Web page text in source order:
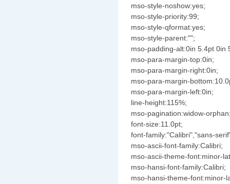
mso-style-noshow:yes;
mso-style-priority:99;
mso-style-qformat:yes;
mso-style-parent:"";
mso-padding-alt:0in 5.4pt 0in
mso-para-margin-top:0in;
mso-para-margin-right:0in;
mso-para-margin-
mso-para-margin-left:0in;
line-height:115%;
mso-pagination:widow-
font-size:11.0pt;
font-family:"Calibri","sans-
mso-ascii-font-family:Calibri;
mso-ascii-theme-font:minor-
mso-hansi-font-family:Calibri;
mso-hansi-theme-font:minor-